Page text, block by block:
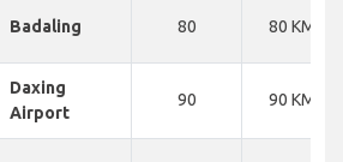
Badaling 80 80 KM
Daxing
Airport
90 90 KM